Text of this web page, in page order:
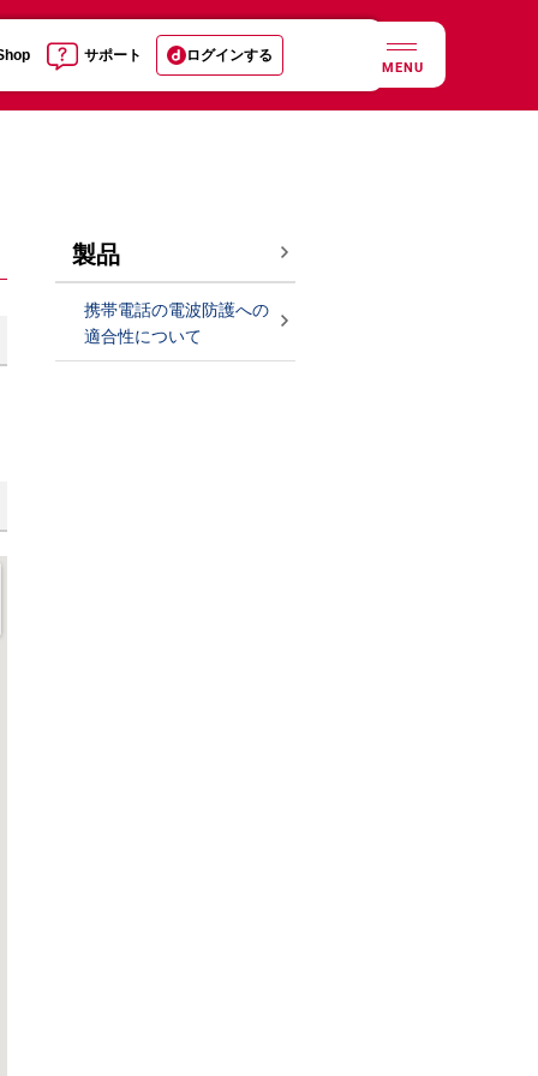
サポート ログインする
MENU
製品
携帯電話の電波防護への
適合性について